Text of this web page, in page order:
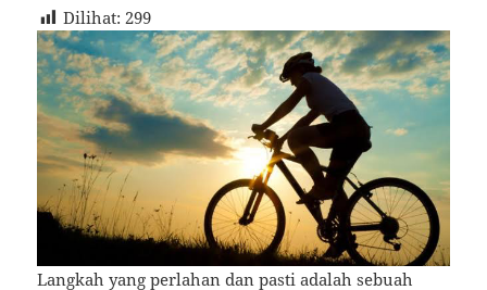
Dilihat: 299
Langkah yang perlahan dan pasti adalah sebuah